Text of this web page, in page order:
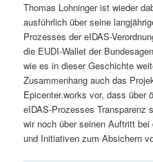
h
a
l
t
s
I
n
h
a
Thomas Lohninger ist wieder
ausführlich über seine
Prozesses der eIDAS-
die EUDI-Wallet der
wie es in dieser Geschichte
Zusammenhang auch das
Epicenter.works vor, dass über
eIDAS-Prozesses Transparenz
wir noch über seinen Auftritt
und Initiativen zum Absichern